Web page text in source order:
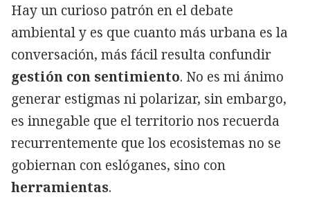
Hay un curioso patrón en el debate
ambiental y es que cuanto más urbana es la
conversación, más fácil resulta confundir
gestión con sentimiento. No es mi ánimo
generar estigmas ni polarizar, sin embargo,
es innegable que el territorio nos recuerda
recurrentemente que los ecosistemas no se
gobiernan con eslóganes, sino con
herramientas.